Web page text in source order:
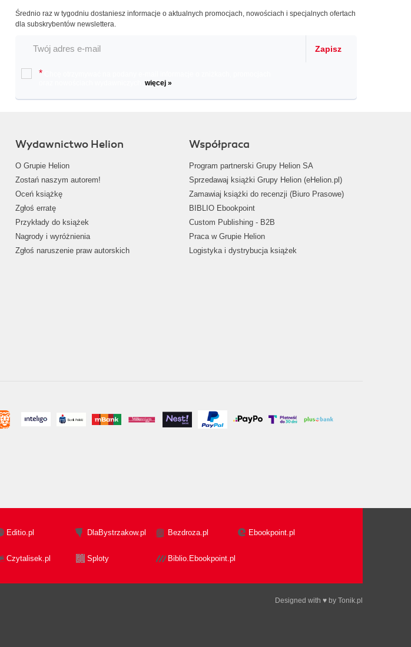
Średnio raz w tygodniu dostaniesz informacje o aktualnych promocjach, nowościach i specjalnych ofertach
dla subskrybentów newslettera.
Zapisz
*
więcej »
Wydawnictwo Helion
O Grupie Helion
Zostań naszym autorem!
Oceń książkę
Zgłoś erratę
Przykłady do książek
Nagrody i wyróżnienia
Zgłoś naruszenie praw autorskich
Współpraca
Program partnerski Grupy Helion SA
Sprzedawaj książki Grupy Helion (eHelion.pl)
Zamawiaj książki do recenzji (Biuro Prasowe)
BIBLIO Ebookpoint
Custom Publishing - B2B
Praca w Grupie Helion
Logistyka i dystrybucja książek
Editio.pl DlaBystrzakow.pl Bezdroza.pl Ebookpoint.pl
Czytalisek.pl Sploty Biblio.Ebookpoint.pl
Designed with ♥ by Tonik.pl